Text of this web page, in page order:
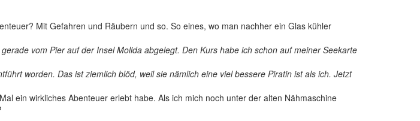
Mit Gefahren und Räubern und so. So eines, wo man nachher ein Glas kühler
vom Pier auf der Insel Molida abgelegt. Den Kurs habe ich schon auf meiner Seekarte
worden. Das ist ziemlich blöd, weil sie nämlich eine viel bessere Piratin ist als ich. Jetzt
ein wirkliches Abenteuer erlebt habe. Als ich mich noch unter der alten Nähmaschine